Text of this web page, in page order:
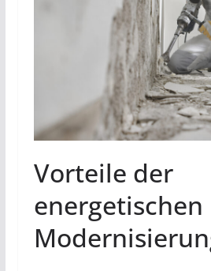
Vorteile der
energetischen